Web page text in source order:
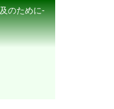
のために-